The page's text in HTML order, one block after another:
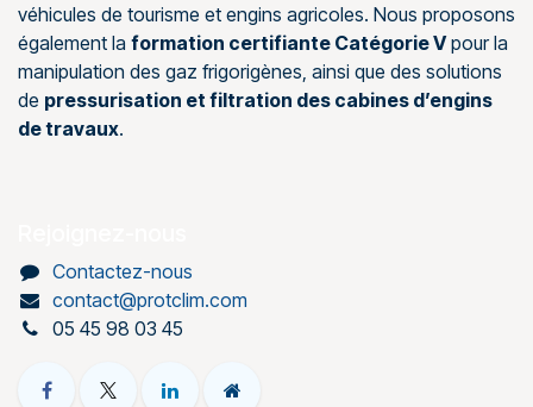
véhicules de tourisme et engins agricoles. Nous proposons
également la formation certifiante Catégorie Vpour la
manipulation des gaz frigorigènes, ainsi que des solutions
de pressurisation et filtration des cabines d’engins
de travaux.
Contactez-nous
contact@protclim.com
05 45 98 03 45